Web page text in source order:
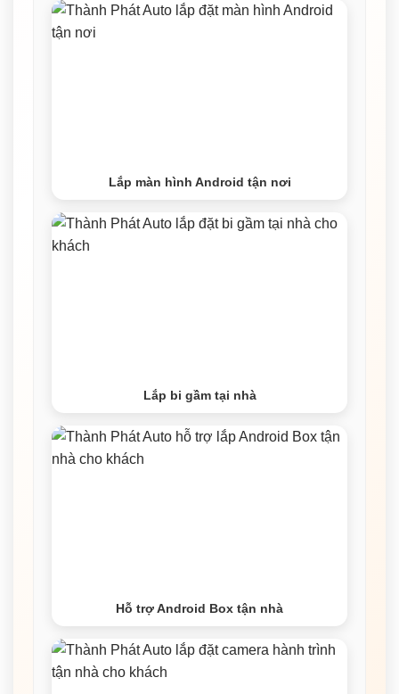
Lắp màn hình Android tận nơi
Lắp bi gầm tại nhà
Hỗ trợ Android Box tận nhà